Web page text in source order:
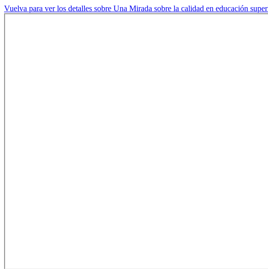
Vuelva para ver los detalles sobre Una Mirada sobre la calidad en educación